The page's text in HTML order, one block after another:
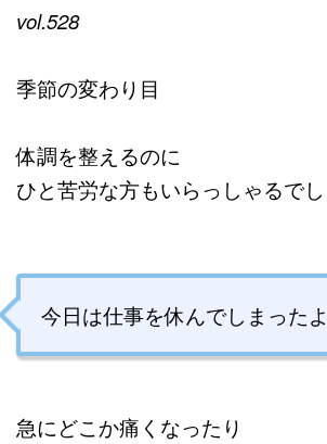
vol.528
季節の変わり目
体調を整えるのに
ひと苦労な方もいらっしゃるで
今日は仕事を休んでしまったよ
急にどこか痛くなったり